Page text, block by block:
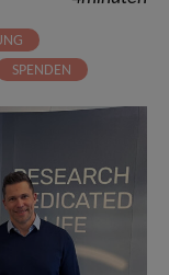
SPENDEN